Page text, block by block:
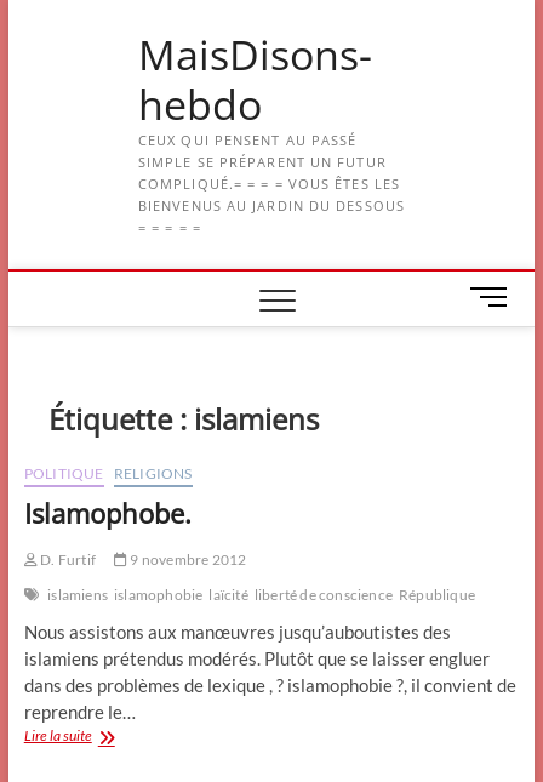
MaisDisons-
hebdo
CEUX QUI PENSENT AU PASSÉ
SIMPLE SE PRÉPARENT UN FUTUR
COMPLIQUÉ.= = = = VOUS ÊTES LES
BIENVENUS AU JARDIN DU DESSOUS
= = = = =
M
e
Étiquette : islamiens
POLITIQUE RELIGIONS
Islamophobe.
D. Furtif
9 novembre 2012
islamiens islamophobie laïcité liberté de conscience République
Nous assistons aux manœuvres jusqu’auboutistes des
islamiens prétendus modérés. Plutôt que se laisser engluer
dans des problèmes de lexique , ? islamophobie ?, il convient de
reprendre le…
Lire la suiteIslamophobe.